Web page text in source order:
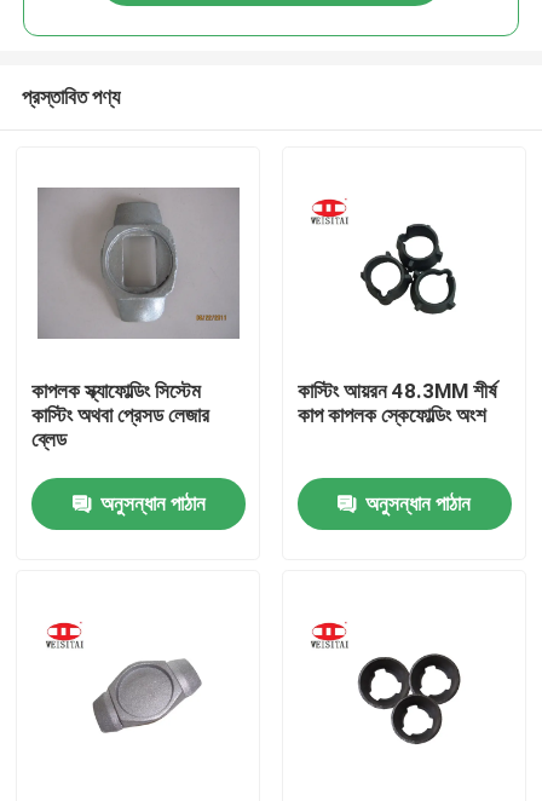
পণ্য
আমাদের সম্পর্কে
প্রস্তাবিত পণ্য
কাপলক স্ক্যাফোল্ডিং সিস্টেম
কাস্টিং অথবা প্রেসড লেজার
ব্লেড
অনুসন্ধান পাঠান
কাস্টিং আয়রন 48.3MM শীর্ষ
কাপ কাপলক স্কেফোল্ডিং অংশ
অনুসন্ধান পাঠান